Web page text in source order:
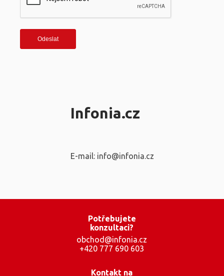
Infonia.cz
E-mail: info@infonia.cz
Potřebujete
konzultaci?
obchod@infonia.cz
+420 777 690 603
Kontakt na